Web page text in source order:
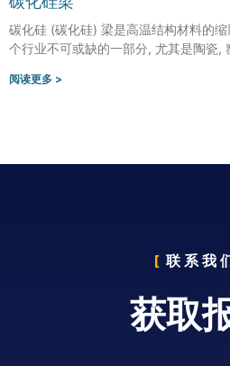
碳化硅 (碳化硅) 梁是高温结构材料的
个行业不可或缺的一部分, 尤其是陶瓷,
阅读更多 >
联系我
获取